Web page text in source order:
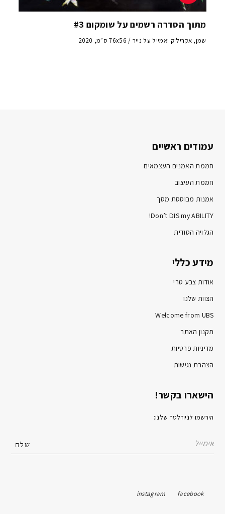
מתוך הסדרה רשמים על שומקום #3
שמן, אקריליק ואמייל על נייר / 76x56 ס״מ, 2020
עמודים ראשיים
חממת האמנים העצמאים
חממת העיצוב
אמנות מבוססת מסך
Don’t DIS my ABILITY!
הגלויה הסודית
מידע כללי
אודות צבע טרי
הצוות שלנו
Welcome from UBS
תקנון האתר
מדיניות פרטיות
הצהרת נגישות
הישארו בקשר!
הירשמו לניוזלטר שלנו:
facebook
instagram